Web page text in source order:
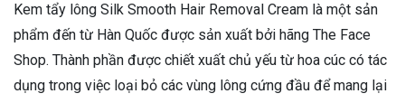
Kem tẩy lông Silk Smooth Hair Removal Cream là một sản
phẩm đến từ Hàn Quốc được sản xuất bởi hãng The Face
Shop. Thành phần được chiết xuất chủ yếu từ hoa cúc có tác
dụng trong việc loại bỏ các vùng lông cứng đầu để mang lại